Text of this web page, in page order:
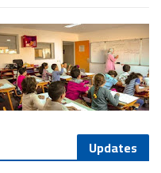
Updates